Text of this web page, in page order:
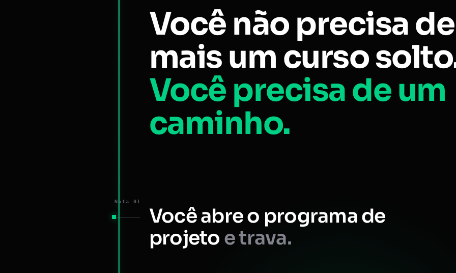
Você não precisa de
mais um curso
Você precisa de um
caminho.
Nota 01
Você abre o programa de
projeto e trava.